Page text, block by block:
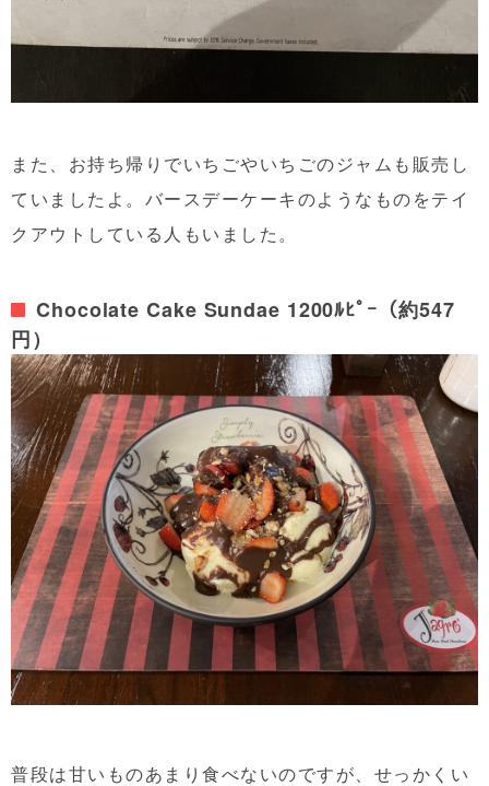
また、お持ち帰りでいちごやいちごのジャムも販売し
ていましたよ。バースデーケーキのようなものをテイ
クアウトしている人もいました。
Chocolate Cake Sundae 1200ﾙﾋﾟｰ（約547
円）
普段は甘いものあまり食べないのですが、せっかくい